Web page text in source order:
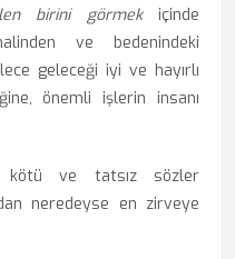
birini görmekiçinde
ve bedenindeki
geleceği iyi ve hayırlı
önemli işlerin insanı
ve tatsız sözler
neredeyse en zirveye